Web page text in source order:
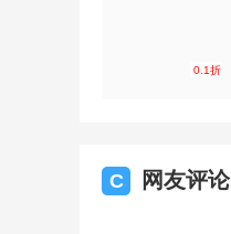
0.1折
C 网友评论